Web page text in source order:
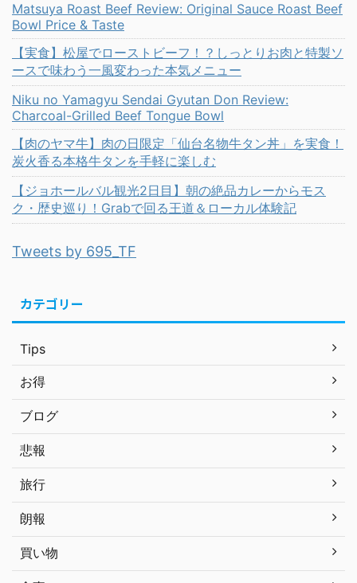
Matsuya Roast Beef Review: Original Sauce Roast Beef
Bowl Price & Taste
【実食】松屋でローストビーフ！？しっとりお肉と特製ソ
ースで味わう一風変わった本気メニュー
Niku no Yamagyu Sendai Gyutan Don Review:
Charcoal-Grilled Beef Tongue Bowl
【肉のヤマ牛】肉の日限定「仙台名物牛タン丼」を実食！
炭火香る本格牛タンを手軽に楽しむ
【ジョホールバル観光2日目】朝の絶品カレーからモス
ク・歴史巡り！Grabで回る王道＆ローカル体験記
Tweets by 695_TF
カテゴリー
Tips
お得
ブログ
悲報
旅行
朗報
買い物